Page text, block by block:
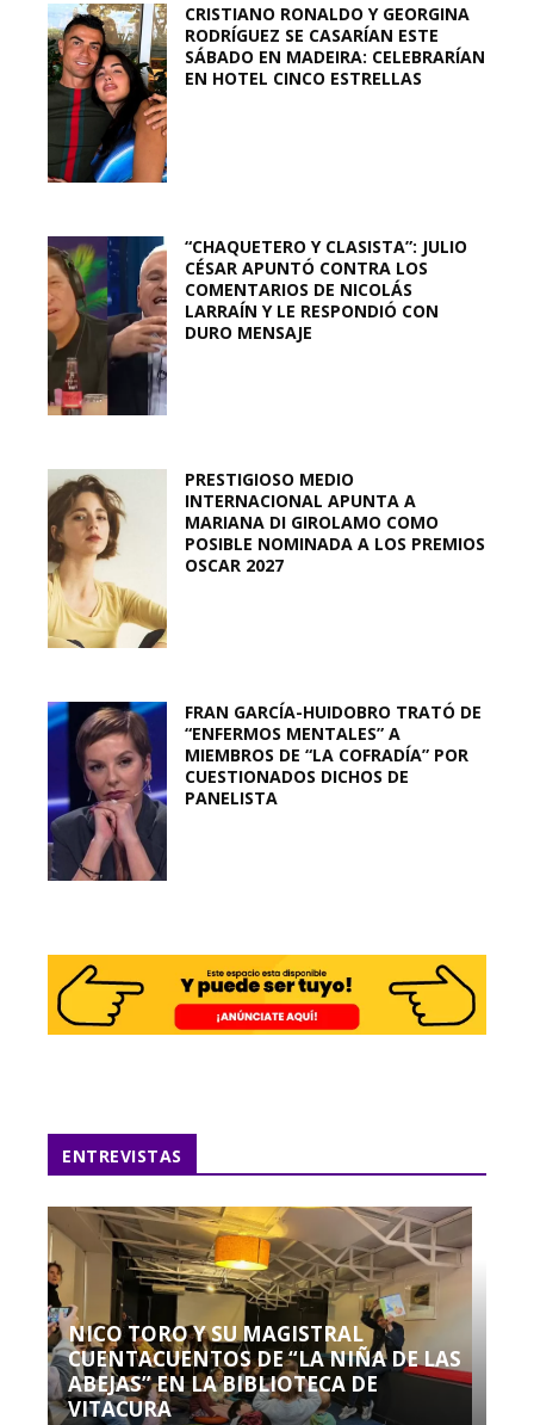
CRISTIANO RONALDO Y GEORGINA
RODRÍGUEZ SE CASARÍAN ESTE
SÁBADO EN MADEIRA: CELEBRARÍAN
EN HOTEL CINCO ESTRELLAS
“CHAQUETERO Y CLASISTA”: JULIO
CÉSAR APUNTÓ CONTRA LOS
COMENTARIOS DE NICOLÁS
LARRAÍN Y LE RESPONDIÓ CON
DURO MENSAJE
PRESTIGIOSO MEDIO
INTERNACIONAL APUNTA A
MARIANA DI GIROLAMO COMO
POSIBLE NOMINADA A LOS PREMIOS
OSCAR 2027
FRAN GARCÍA-HUIDOBRO TRATÓ DE
“ENFERMOS MENTALES” A
MIEMBROS DE “LA COFRADÍA” POR
CUESTIONADOS DICHOS DE
PANELISTA
ENTREVISTAS
NICO TORO Y SU MAGISTRAL
CUENTACUENTOS DE “LA NIÑA DE LAS
ABEJAS” EN LA BIBLIOTECA DE
VITACURA